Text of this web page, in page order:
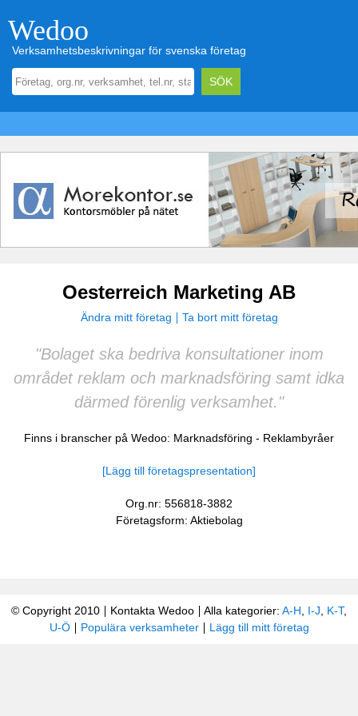
Wedoo
Verksamhetsbeskrivningar för svenska företag
Oesterreich Marketing AB
Ändra mitt företag Ta bort mitt företag
"Bolaget ska bedriva konsultationer inom
området reklam och marknadsföring samt idka
därmed förenlig verksamhet."
Finns i branscher på Wedoo: Marknadsföring - Reklambyråer
[Lägg till företagspresentation]
Org.nr: 556818-3882
Företagsform: Aktiebolag
© Copyright 2010 Kontakta Wedoo Alla kategorier: A-H I-J K-T,
U-Ö
Populära verksamheter Lägg till mitt företag